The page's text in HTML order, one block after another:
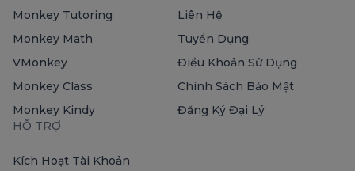
Monkey Tutoring
Monkey Math
VMonkey
Monkey Class
Monkey Kindy
Liên Hệ
Tuyển Dụng
Điều Khoản Sử Dụng
Chính Sách Bảo Mật
Đăng Ký Đại Lý
HỖ TRỢ
Kích Hoạt Tài Khoản